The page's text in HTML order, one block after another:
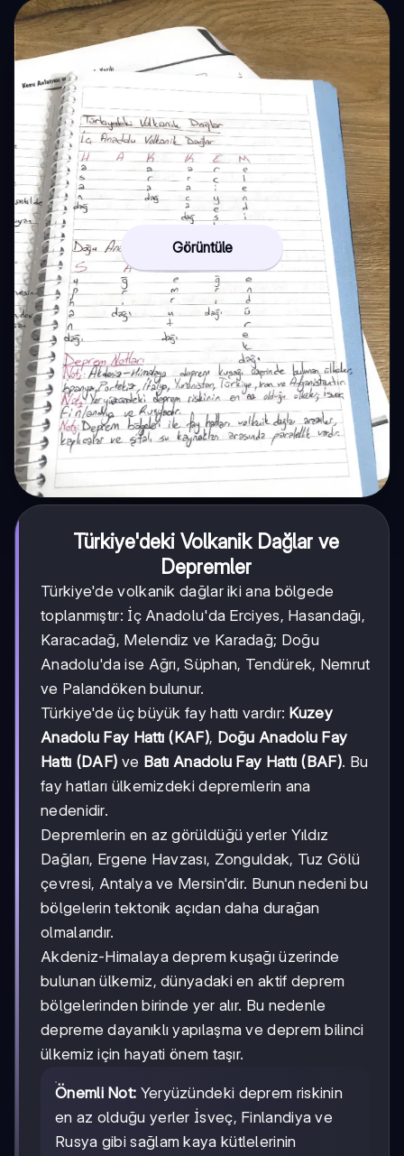
Görüntüle
Türkiye'deki Volkanik Dağlar ve
Depremler
Türkiye'de volkanik dağlar iki ana bölgede
toplanmıştır: İç Anadolu'da Erciyes, Hasandağı,
Karacadağ, Melendiz ve Karadağ; Doğu
Anadolu'da ise Ağrı, Süphan, Tendürek, Nemrut
ve Palandöken bulunur.
Türkiye'de üç büyük fay hattı vardır: Kuzey
Anadolu Fay Hattı (KAF), Doğu Anadolu Fay
Hattı (DAF) ve Batı Anadolu Fay Hattı (BAF). Bu
fay hatları ülkemizdeki depremlerin ana
nedenidir.
Depremlerin en az görüldüğü yerler Yıldız
Dağları, Ergene Havzası, Zonguldak, Tuz Gölü
çevresi, Antalya ve Mersin'dir. Bunun nedeni bu
bölgelerin tektonik açıdan daha durağan
olmalarıdır.
Akdeniz-Himalaya deprem kuşağı üzerinde
bulunan ülkemiz, dünyadaki en aktif deprem
bölgelerinden birinde yer alır. Bu nedenle
depreme dayanıklı yapılaşma ve deprem bilinci
ülkemiz için hayati önem taşır.
Önemli Not: Yeryüzündeki deprem riskinin
en az olduğu yerler İsveç, Finlandiya ve
Rusya gibi sağlam kaya kütlelerinin